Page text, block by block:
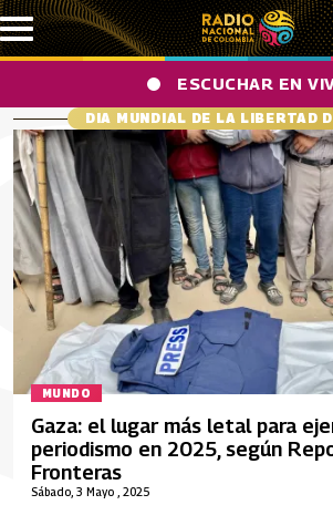
Pasar al contenido principal
ESCUCHAR EN
DIA MUNDIAL DE LA LIBERTAD
MUNDO
Sábado, 3 Mayo , 2025
Gaza: el lugar más letal para
periodismo en 2025, según
Fronteras